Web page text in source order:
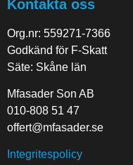
Kontakta oss
Org.nr: 559271-7366
Godkänd för F-Skatt
Säte: Skåne län
Mfasader Son AB
010-808 51 47
offert@mfasader.se
Integritespolicy